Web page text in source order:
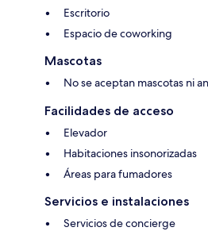
Escritorio
Espacio de coworking
Mascotas
No se aceptan mascotas ni
Facilidades de acceso
Elevador
Habitaciones insonorizadas
Áreas para fumadores
Servicios e instalaciones
Servicios de concierge